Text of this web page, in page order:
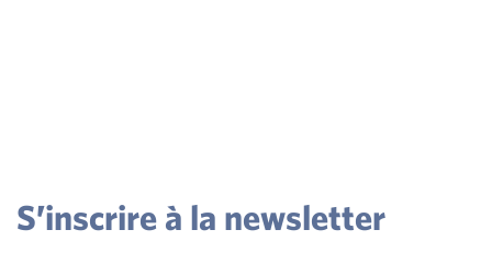
S’inscrire à la newsletter